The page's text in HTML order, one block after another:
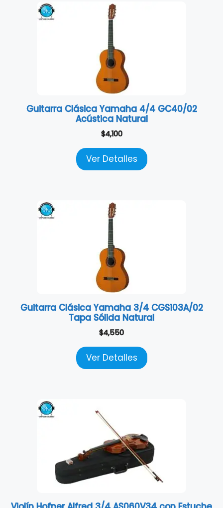
Guitarra Clásica Yamaha 4/4 GC40/02
Acústica Natural
$4,100
Ver Detalles
Guitarra Clásica Yamaha 3/4 CGS103A/02
Tapa Sólida Natural
$4,550
Ver Detalles